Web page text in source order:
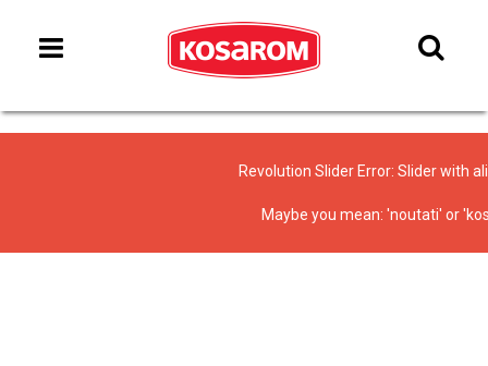
Revolution Slider Error: Slider with
Maybe you mean: 'noutati' or